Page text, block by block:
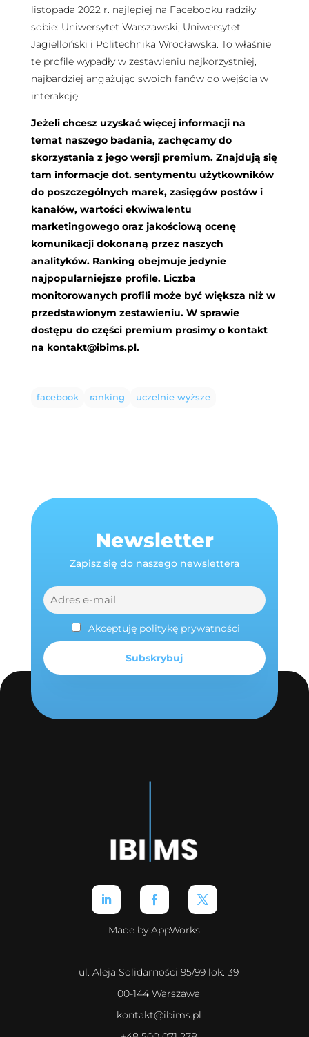
listopada 2022 r. najlepiej na Facebooku radziły
sobie: Uniwersytet Warszawski, Uniwersytet
Jagielloński i Politechnika Wrocławska. To właśnie
te profile wypadły w zestawieniu najkorzystniej,
najbardziej angażując swoich fanów do wejścia w
interakcję.
Jeżeli chcesz uzyskać więcej informacji na
temat naszego badania, zachęcamy do
skorzystania z jego wersji premium. Znajdują się
tam informacje dot. sentymentu użytkowników
do poszczególnych marek, zasięgów postów i
kanałów, wartości ekwiwalentu
marketingowego oraz jakościową ocenę
komunikacji dokonaną przez naszych
analityków. Ranking obejmuje jedynie
najpopularniejsze profile. Liczba
monitorowanych profili może być większa niż w
przedstawionym zestawieniu. W sprawie
dostępu do części premium prosimy o kontakt
na kontakt@ibims.pl.
facebook ranking uczelnie wyższe
Newsletter
Zapisz się do naszego newslettera
Akceptuję politykę prywatności
Made by AppWorks
ul. Aleja Solidarności 95/99 lok. 39
00-144 Warszawa
kontakt@ibims.pl